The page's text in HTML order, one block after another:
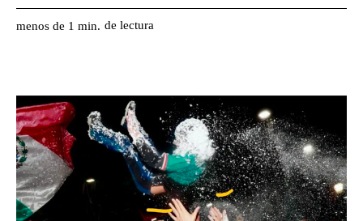
menos de 1 min. de lectura